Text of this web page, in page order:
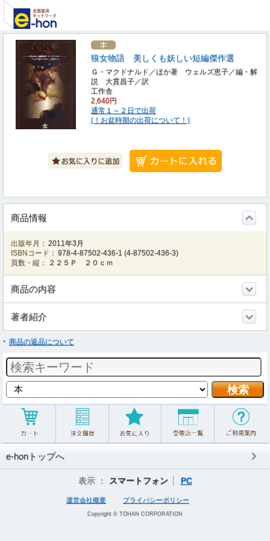
狼女物語 美しくも妖しい短編傑作選
Ｇ・マクドナルド／ほか著 ウェルズ恵子／編・解
説 大貫昌子／訳
工作舎
2,640円
通常１～２日で出荷
(！お盆時期の出荷について！)
商品情報
出版年月： 2011年3月
ISBNコード： 978-4-87502-436-1 (4-87502-436-3)
頁数・縦：
２２５Ｐ ２０ｃｍ
商品の内容
著者紹介
商品の返品について
e-honトップへ
表示 ： スマートフォン PC
運営会社概要 プライバシーポリシー
Copyright © TOHAN CORPORATION